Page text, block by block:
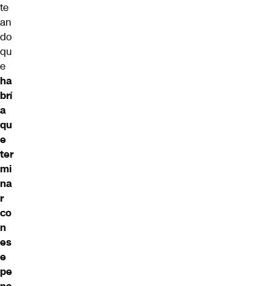
te
an
do
qu
e
ha
brí
a
qu
e
ter
mi
na
r
co
n
es
e
pe